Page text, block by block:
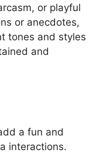
or playful
or anecdotes,
tones and styles
and
a fun and
interactions.